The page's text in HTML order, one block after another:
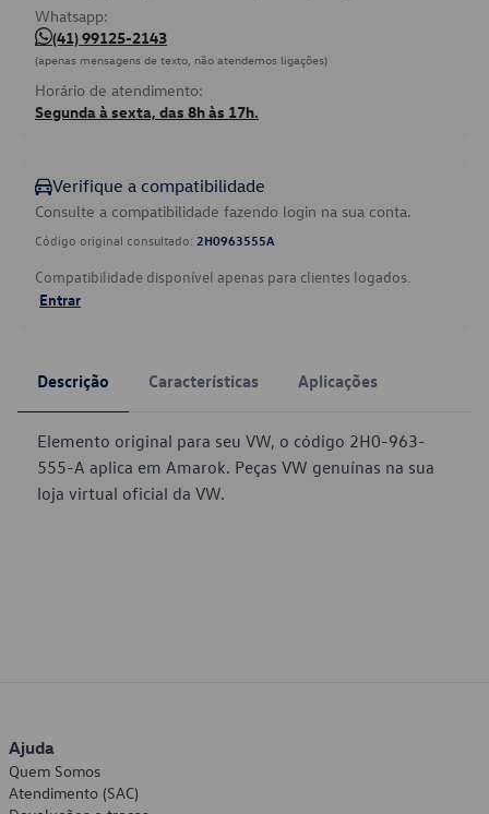
Whatsapp:
(41) 99125-2143
(apenas mensagens de texto, não atendemos ligações)
Horário de atendimento:
Segunda à sexta, das 8h às 17h.
Verifique a compatibilidade
Consulte a compatibilidade fazendo login na sua conta.
Código original consultado: 2H0963555A
Compatibilidade disponível apenas para clientes logados.
Entrar
Descrição Características Aplicações
Elemento original para seu VW, o código 2H0-963-
555-A aplica em Amarok. Peças VW genuínas na sua
loja virtual oficial da VW.
Ajuda
Quem Somos
Atendimento (SAC)